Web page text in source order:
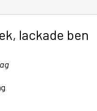
lackade ben